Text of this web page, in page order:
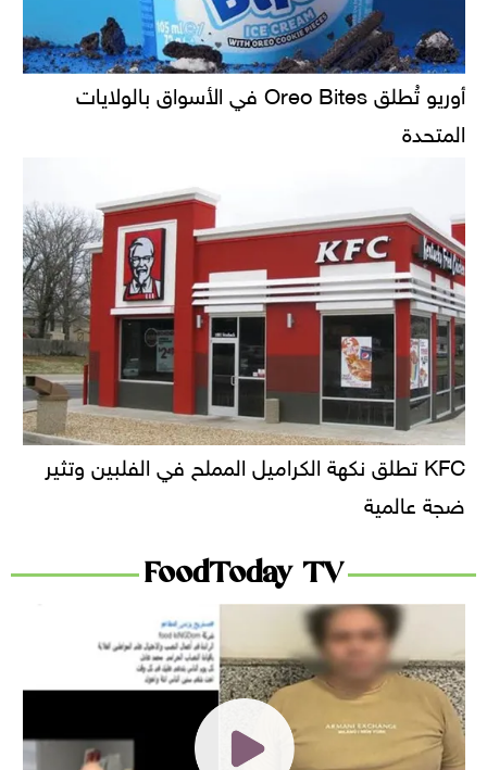
أوريو تُطلق Oreo Bites في الأسواق بالولايات
المتحدة
KFC تطلق نكهة الكراميل المملح في الفلبين وتثير
ضجة عالمية
FoodToday TV